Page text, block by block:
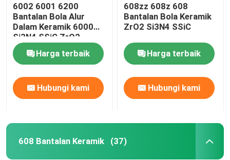
6002 6001 6200
Bantalan Bola Alur
Dalam Keramik 6000
Si3N4 SSiC ZrO2
Harga terbaik
Hubungi kami
608zz 608z 608
Bantalan Bola Keramik
ZrO2 Si3N4 SSiC
Harga terbaik
Hubungi kami
608 Bantalan Keramik (37)